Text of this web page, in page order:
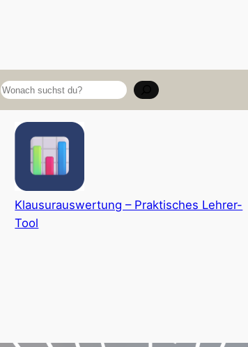
Suchen
Klausurauswertung – Praktisches Lehrer-
Tool